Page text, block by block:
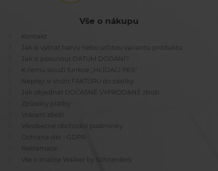
Vše o nákupu
Kontakt
Jak si vybrat barvu nebo určitou variantu produktu
Jak si posunout DATUM DODÁNÍ?
K čemu slouží funkce ,,HLÍDACÍ PES"
Nepřeji si vložit FAKTURU do zásilky
Jak objednat DOČASNĚ VYPRODANÉ zboží
Způsoby platby
Vrácení zboží
Všeobecné obchodní podmínky
Ochrana dat - GDPR
Reklamace
Vše o značce Walker by Schneiders